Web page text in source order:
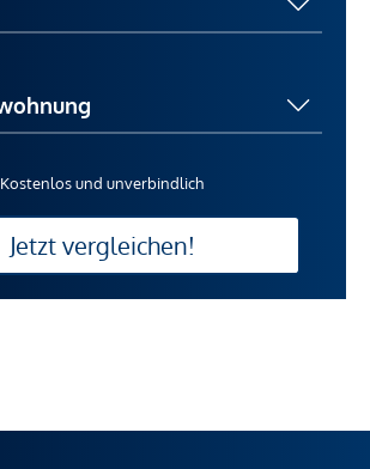
Kostenlos und unverbindlich
Jetzt vergleichen!